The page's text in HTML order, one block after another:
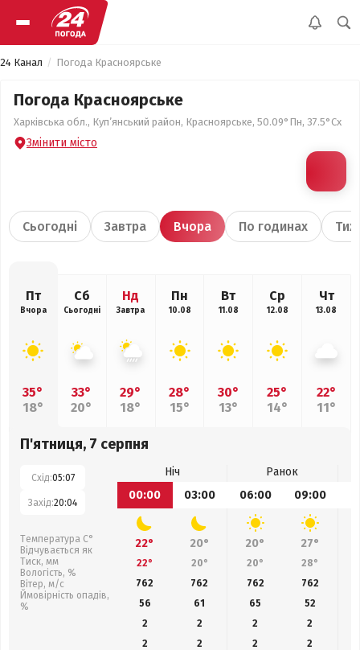
24 Канал Погода Красноярське
Погода Красноярське
Харківська обл., Куп’янський район, Красноярське, 50.09°Пн, 37.5°Сх
Змінити місто
Сьогодні Завтра Вчора По годинах
Пт
Вчора
35°
18°
Сб
Сьогодні
33°
20°
Нд
Завтра
29°
18°
Пн
10.08
28°
15°
Вт
11.08
30°
13°
Ср
12.08
25°
14°
Чт
13.08
22°
11°
П'ятниця, 7 серпня
Схід:05:07
Захід:20:04
Температура С°
Відчувається як
Тиск, мм
Вологість, %
Вітер, м/с
Ймовірність опадів,
%
Ніч
Ранок
00:00
03:00 06:00 09:00
22° 20° 20° 27°
22° 20° 20° 28°
762
762 762 762
56
61 65 52
2
2 2
2
2
2 2 2